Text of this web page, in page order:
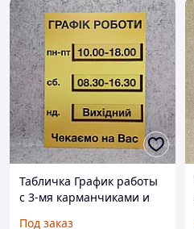
Табличка График работы
с 3-мя карманчиками и
Под заказ